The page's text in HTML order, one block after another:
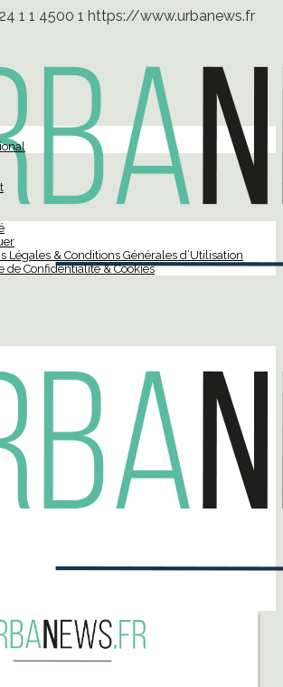
1 1 4500 1 https://www.urbanews.fr
Légales & Conditions Générales d’Utilisation
de Confidentialité & Cookies